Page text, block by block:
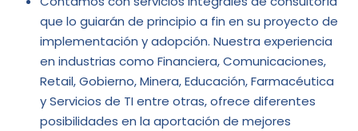
que lo guiarán de principio a fin en su proyecto de
implementación y adopción. Nuestra experiencia
en industrias como Financiera, Comunicaciones,
Retail, Gobierno, Minera, Educación, Farmacéutica
y Servicios de TI entre otras, ofrece diferentes
posibilidades en la aportación de mejores